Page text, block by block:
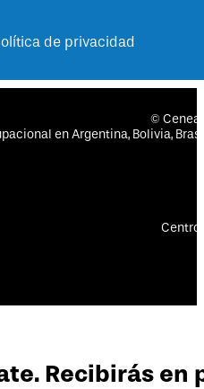
de privacidad
©
en Argentina, Bolivia,
Centro
Recibirás en